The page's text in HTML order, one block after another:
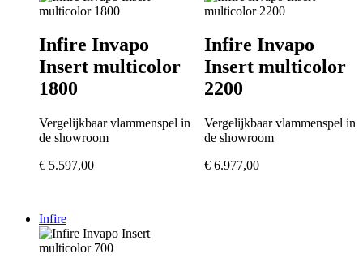
Infire Invapo
Insert multicolor
1800
Vergelijkbaar vlammenspel in
de showroom
€ 5.597,00
Infire Invapo
Insert multicolor
2200
Vergelijkbaar vlammenspel in
de showroom
€6.977,00
Infire